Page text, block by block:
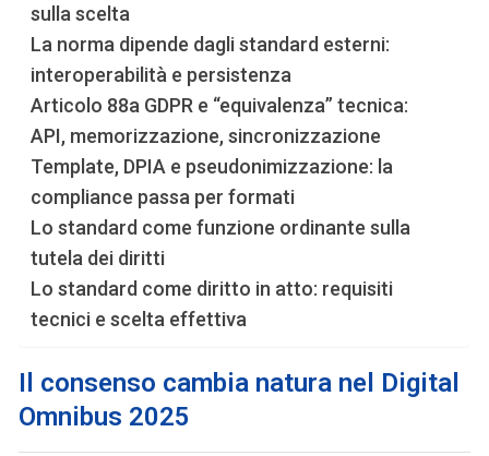
sulla scelta
La norma dipende dagli standard esterni:
interoperabilità e persistenza
Articolo 88a GDPR e “equivalenza” tecnica:
API, memorizzazione, sincronizzazione
Template, DPIA e pseudonimizzazione: la
compliance passa per formati
Lo standard come funzione ordinante sulla
tutela dei diritti
Lo standard come diritto in atto: requisiti
tecnici e scelta effettiva
Il consenso cambia natura nel Digital
Omnibus 2025